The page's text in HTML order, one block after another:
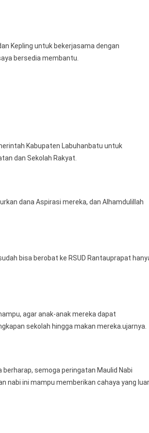
Kepling untuk bekerjasama dengan
bersedia membantu.
Kabupaten Labuhanbatu untuk
dan Sekolah Rakyat.
dana Aspirasi mereka, dan Alhamdulillah
bisa berobat ke RSUD Rantauprapat
agar anak-anak mereka dapat
sekolah hingga makan mereka.ujarnya.
semoga peringatan Maulid Nabi
nabi ini mampu memberikan cahaya yang luar